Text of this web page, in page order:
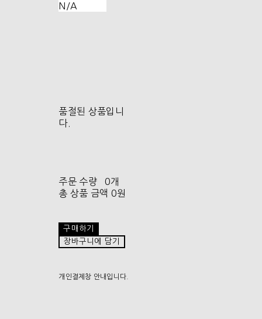
N/A
품절된 상품입니
다.
주문 수량
0개
총 상품 금액 0원
구매하기
장바구니에 담기
개인결제창 안내입니다.